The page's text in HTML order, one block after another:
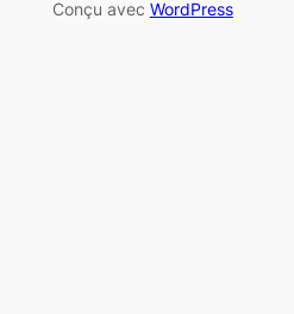
Conçu avec WordPress